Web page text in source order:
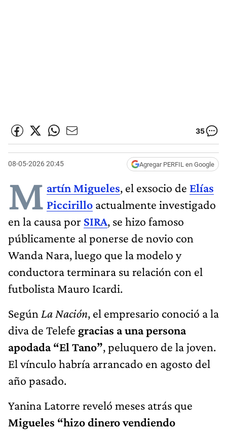
35
08-05-2026 20:45 Agregar PERFIL en Google
M artín Migueles, el exsocio de Elías
Piccirillo actualmente investigado
en la causa por SIRA, se hizo famoso
públicamente al ponerse de novio con
Wanda Nara, luego que la modelo y
conductora terminara su relación con el
futbolista Mauro Icardi.
Según La Nación, el empresario conoció a la
diva de Telefe gracias a una persona
apodada “El Tano”, peluquero de la joven.
El vínculo habría arrancado en agosto del
año pasado.
Yanina Latorre reveló meses atrás que
Migueles “hizo dinero vendiendo